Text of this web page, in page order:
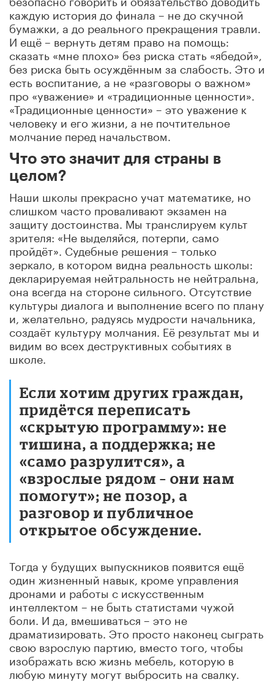
каждую история до финала – не до скучной
бумажки, а до реального прекращения травли.
И ещё – вернуть детям право на помощь:
сказать «мне плохо» без риска стать «ябедой»,
без риска быть осуждённым за слабость. Это и
есть воспитание, а не «разговоры о важном»
про «уважение» и «традиционные ценности».
«Традиционные ценности» – это уважение к
человеку и его жизни, а не почтительное
молчание перед начальством.
Что это значит для страны в
целом?
Наши школы прекрасно учат математике, но
слишком часто проваливают экзамен на
защиту достоинства. Мы транслируем культ
зрителя: «Не выделяйся, потерпи, само
пройдёт». Судебные решения – только
зеркало, в котором видна реальность школы:
декларируемая нейтральность не нейтральна,
она всегда на стороне сильного. Отсутствие
культуры диалога и выполнение всего по плану
и, желательно, радуясь мудрости начальника,
создаёт культуру молчания. Её результат мы и
видим во всех деструктивных событиях в
школе.
Если хотим других граждан,
придётся переписать
«скрытую программу»: не
тишина, а поддержка; не
«само разрулится», а
«взрослые рядом – они нам
помогут»; не позор, а
разговор и публичное
открытое обсуждение.
Тогда у будущих выпускников появится ещё
один жизненный навык, кроме управления
дронами и работы с искусственным
интеллектом – не быть статистами чужой
боли. И да, вмешиваться – это не
драматизировать. Это просто наконец сыграть
свою взрослую партию, вместо того, чтобы
изображать всю жизнь мебель, которую в
любую минуту могут выбросить на свалку.